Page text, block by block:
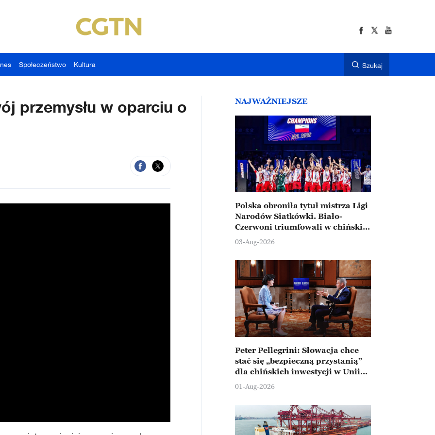
Społeczeństwo Kultura Szukaj
przemysłu w oparciu o NAJWAŻNIEJSZE
Polska obroniła tytuł mistrza Ligi
Narodów Siatkówki. Biało-
Czerwoni triumfowali w chińskim
Ningbo
03-Aug-2026
Peter Pellegrini: Słowacja chce
stać się „bezpieczną przystanią”
dla chińskich inwestycji w Unii
Europejskiej
01-Aug-2026